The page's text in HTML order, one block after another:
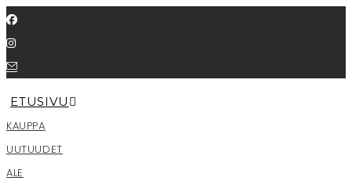
Siirry
suoraan
sisältöön
ETUSIVU
KAUPPA
UUTUUDET
ALE